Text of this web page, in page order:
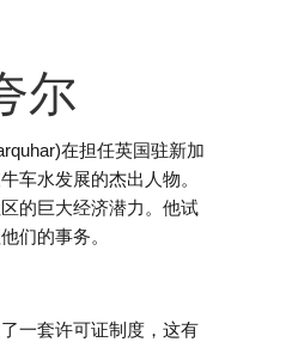
尔
在担任英国驻新加
车水发展的杰出人物。
的巨大经济潜力。他试
们的事务。
一套许可证制度，这有